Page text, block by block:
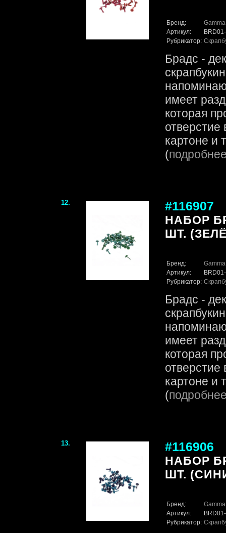
Бренд:
Gamma
Артикул:
Рубрикатор:
Брадс -
имеет
которая
отверстие
картоне и
(
12. #116907
НАБОР
ШТ.
Бренд:
Gamma
Артикул:
Рубрикатор:
Брадс -
имеет
которая
отверстие
картоне и
(
13. #116906
НАБОР
ШТ.
Бренд:
Gamma
Артикул:
Рубрикатор: